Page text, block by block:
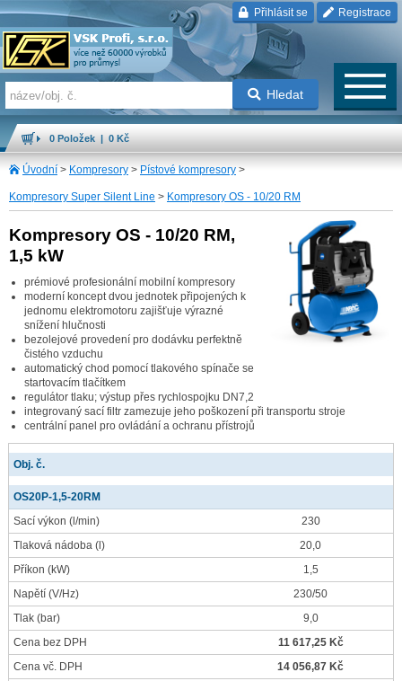
Přihlásit se Registrace
Hledat
0 Položek | 0 Kč
Úvodní > Kompresory > Pístové kompresory >
Kompresory Super Silent Line > Kompresory OS - 10/20 RM
Kompresory OS - 10/20 RM,
1,5 kW
prémiové profesionální mobilní kompresory
moderní koncept dvou jednotek připojených k
jednomu elektromotoru zajišťuje výrazné
snížení hlučnosti
bezolejové provedení pro dodávku perfektně
čistého vzduchu
automatický chod pomocí tlakového spínače se
startovacím tlačítkem
regulátor tlaku; výstup přes rychlospojku DN7,2
integrovaný sací filtr zamezuje jeho poškození při transportu stroje
centrální panel pro ovládání a ochranu přístrojů
Obj. č.
OS20P-1,5-20RM
Sací výkon (l/min)
230
Tlaková nádoba (l)
20,0
Příkon (kW)
1,5
Napětí (V/Hz)
230/50
Tlak (bar)
9,0
Cena bez DPH
11 617,25 Kč
Cena vč. DPH
14 056,87 Kč